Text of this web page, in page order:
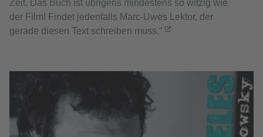
Zeit. Das Buch ist übrigens mindestens so witzig wie
der Film! Findet jedenfalls Marc-Uwes Lektor, der
gerade diesen Text schreiben muss.“